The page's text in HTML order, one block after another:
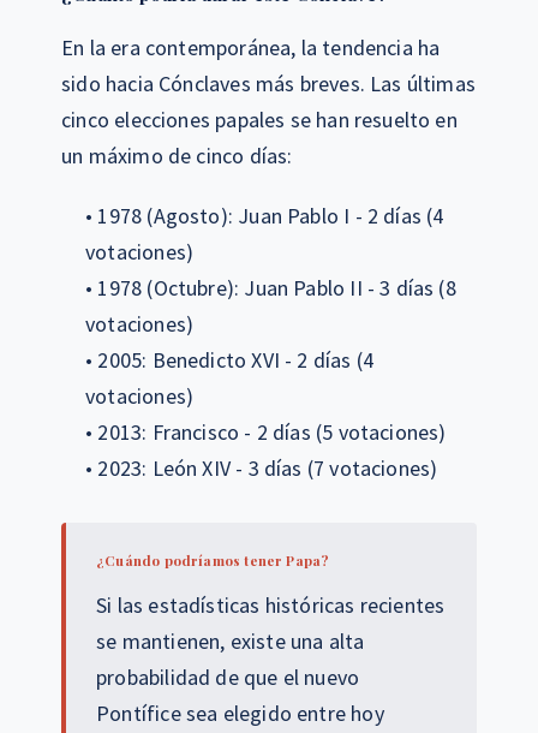
En la era contemporánea, la tendencia ha
sido hacia Cónclaves más breves. Las últimas
cinco elecciones papales se han resuelto en
un máximo de cinco días:
• 1978 (Agosto): Juan Pablo I - 2 días (4
votaciones)
• 1978 (Octubre): Juan Pablo II - 3 días (8
votaciones)
• 2005: Benedicto XVI - 2 días (4
votaciones)
• 2013: Francisco - 2 días (5 votaciones)
• 2023: León XIV - 3 días (7 votaciones)
¿Cuándo podríamos tener Papa?
Si las estadísticas históricas recientes
se mantienen, existe una alta
probabilidad de que el nuevo
Pontífice sea elegido entre hoy